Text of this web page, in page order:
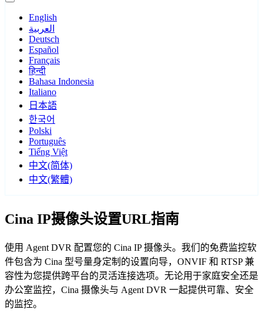
English
العربية
Deutsch
Español
Français
हिन्दी
Bahasa Indonesia
Italiano
日本語
한국어
Polski
Português
Tiếng Việt
中文(简体)
中文(繁體)
Cina IP摄像头设置URL指南
使用 Agent DVR 配置您的 Cina IP 摄像头。我们的免费监控软
件包含为 Cina 型号量身定制的设置向导，ONVIF 和 RTSP 兼
容性为您提供跨平台的灵活连接选项。无论用于家庭安全还是
办公室监控，Cina 摄像头与 Agent DVR 一起提供可靠、安全
的监控。